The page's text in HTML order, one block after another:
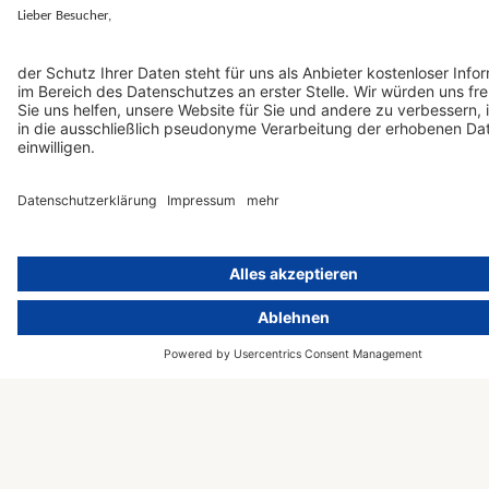
Beratungs- und
auf KMU und
Konzerne
verschiedenster
Branchen, etwa
Gesundheit,
Versicherung,
Maschinenbau, IT
Wissenschaft,
Unterhaltung –
andere
Organisationen.
KI-
Einführungs-
Workshop